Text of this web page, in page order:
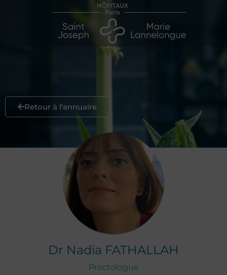
Retour à l'annuaire
Dr Nadia FATHALLAH
Proctologue